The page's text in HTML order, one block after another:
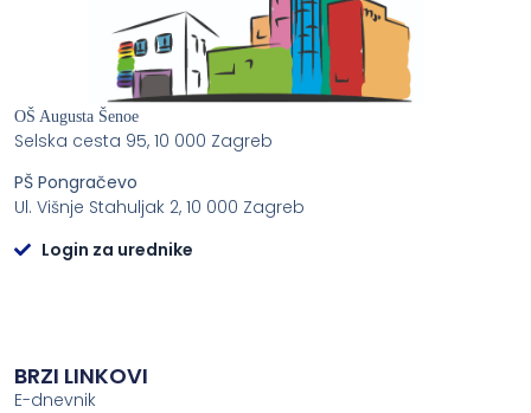
OŠ Augusta Šenoe
Selska cesta 95, 10 000 Zagreb
PŠ Pongračevo
Ul. Višnje Stahuljak 2, 10 000 Zagreb
Login za urednike
BRZI LINKOVI
E-dnevnik